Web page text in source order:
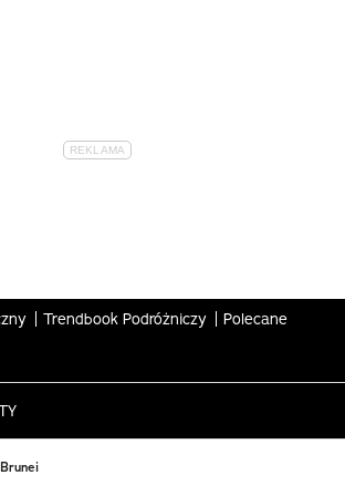
Trendbook Podróżniczy Polecane